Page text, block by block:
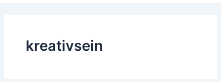
kreativsein